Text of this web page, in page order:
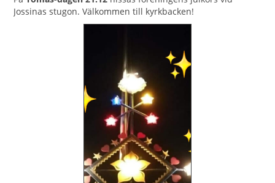
Jossinas stugon. Välkommen till kyrkbacken!